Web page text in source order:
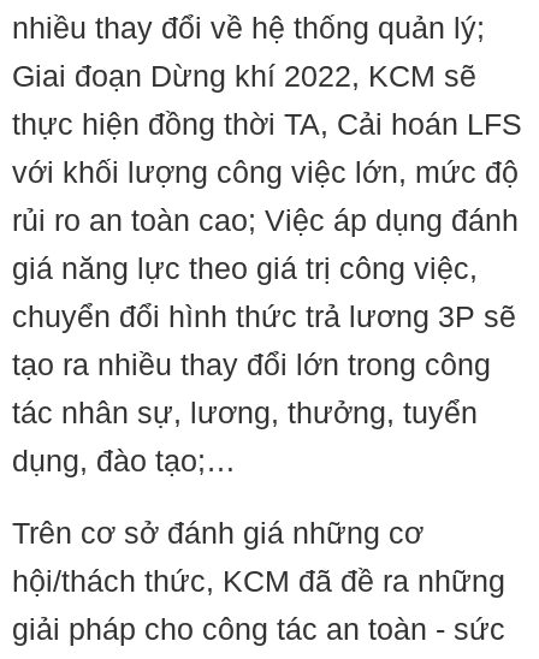
nhiều thay đổi về hệ thống quản lý;
Giai đoạn Dừng khí 2022, KCM sẽ
thực hiện đồng thời TA, Cải hoán LFS
với khối lượng công việc lớn, mức độ
rủi ro an toàn cao; Việc áp dụng đánh
giá năng lực theo giá trị công việc,
chuyển đổi hình thức trả lương 3P sẽ
tạo ra nhiều thay đổi lớn trong công
tác nhân sự, lương, thưởng, tuyển
dụng, đào tạo;…
Trên cơ sở đánh giá những cơ
hội/thách thức, KCM đã đề ra những
giải pháp cho công tác an toàn - sức